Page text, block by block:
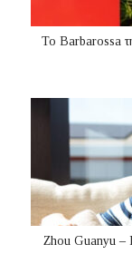
Το Barbarossa
Zhou Guanyu –